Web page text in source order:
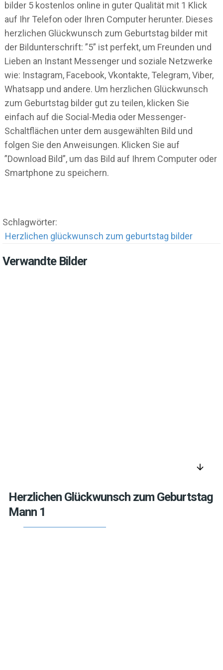
bilder 5 kostenlos online in guter Qualität mit 1 Klick
auf Ihr Telefon oder Ihren Computer herunter. Dieses
herzlichen Glückwunsch zum Geburtstag bilder mit
der Bildunterschrift: ”5” ist perfekt, um Freunden und
Lieben an Instant Messenger und soziale Netzwerke
wie: Instagram, Facebook, Vkontakte, Telegram, Viber,
Whatsapp und andere. Um herzlichen Glückwunsch
zum Geburtstag bilder gut zu teilen, klicken Sie
einfach auf die Social-Media oder Messenger-
Schaltflächen unter dem ausgewählten Bild und
folgen Sie den Anweisungen. Klicken Sie auf
”Download Bild”, um das Bild auf Ihrem Computer oder
Smartphone zu speichern.
Schlagwörter:
Herzlichen glückwunsch zum geburtstag bilder
Verwandte Bilder
arrow_downward
Herzlichen Glückwunsch zum Geburtstag
Mann 1